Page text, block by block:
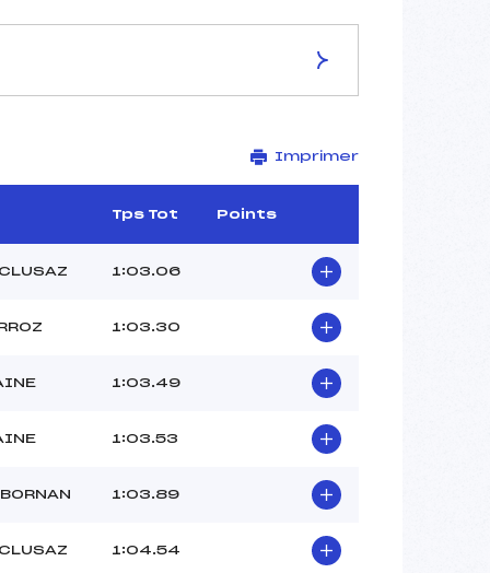
L'ETRET
1840
2267/04/06
12H00
+3
Imprimer
Tps Tot Points
1:03.06
1:03.30
1:03.49
1:03.53
1:03.89
1:04.54